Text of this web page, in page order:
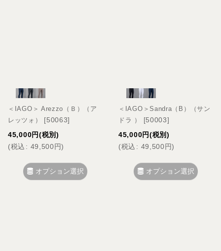
＜IAGO＞ Arezzo（Ｂ）（ア
レッツォ）
[50063]
45,000円(税別)
(税込 : 49,500円)
オプション選択
＜IAGO＞Sandra（B）（サン
ドラ ）
[50003]
45,000円(税別)
(税込 : 49,500円)
オプション選択